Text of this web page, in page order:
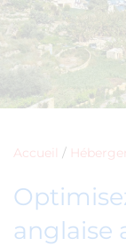
Accueil /
anglaise